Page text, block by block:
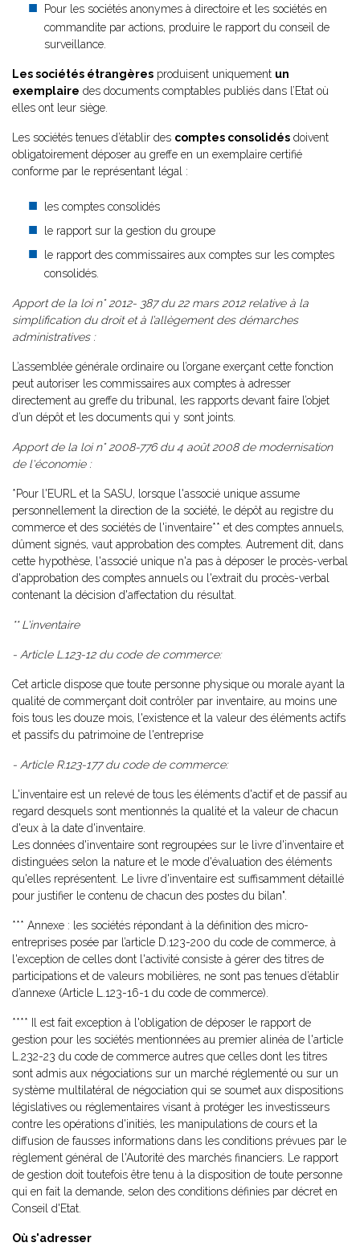
Pour les sociétés anonymes à directoire et les sociétés en
commandite par actions, produire le rapport du conseil de
surveillance.
Les sociétés étrangères produisent uniquement un
exemplaire des documents comptables publiés dans l’Etat où
elles ont leur siège.
Les sociétés tenues d’établir des comptes consolidés doivent
obligatoirement déposer au greffe en un exemplaire certifié
conforme par le représentant légal :
les comptes consolidés
le rapport sur la gestion du groupe
le rapport des commissaires aux comptes sur les comptes
consolidés.
Apport de la loi n° 2012- 387 du 22 mars 2012 relative à la
simplification du droit et à l’allègement des démarches
administratives :
L’assemblée générale ordinaire ou l’organe exerçant cette fonction
peut autoriser les commissaires aux comptes à adresser
directement au greffe du tribunal, les rapports devant faire l’objet
d’un dépôt et les documents qui y sont joints.
Apport de la loi n° 2008-776 du 4 août 2008 de modernisation
de l'économie :
*Pour l'EURL et la SASU, lorsque l'associé unique assume
personnellement la direction de la société, le dépôt au registre du
commerce et des sociétés de l'inventaire** et des comptes annuels,
dûment signés, vaut approbation des comptes. Autrement dit, dans
cette hypothèse, l'associé unique n'a pas à déposer le procès-verbal
d'approbation des comptes annuels ou l'extrait du procès-verbal
contenant la décision d'affectation du résultat.
** L'inventaire
- Article L.123-12 du code de commerce:
Cet article dispose que toute personne physique ou morale ayant la
qualité de commerçant doit contrôler par inventaire, au moins une
fois tous les douze mois, l'existence et la valeur des éléments actifs
et passifs du patrimoine de l'entreprise
- Article R.123-177 du code de commerce:
L'inventaire est un relevé de tous les éléments d'actif et de passif au
regard desquels sont mentionnés la qualité et la valeur de chacun
d'eux à la date d'inventaire.
Les données d'inventaire sont regroupées sur le livre d'inventaire et
distinguées selon la nature et le mode d'évaluation des éléments
qu'elles représentent. Le livre d'inventaire est suffisamment détaillé
pour justifier le contenu de chacun des postes du bilan".
*** Annexe : les sociétés répondant à la définition des micro-
entreprises posée par l’article D.123-200 du code de commerce, à
l'exception de celles dont l'activité consiste à gérer des titres de
participations et de valeurs mobilières, ne sont pas tenues d’établir
d’annexe (Article L.123-16-1 du code de commerce).
**** Il est fait exception à l'obligation de déposer le rapport de
gestion pour les sociétés mentionnées au premier alinéa de l'article
L.232-23 du code de commerce autres que celles dont les titres
sont admis aux négociations sur un marché réglementé ou sur un
système multilatéral de négociation qui se soumet aux dispositions
législatives ou réglementaires visant à protéger les investisseurs
contre les opérations d'initiés, les manipulations de cours et la
diffusion de fausses informations dans les conditions prévues par le
règlement général de l'Autorité des marchés financiers. Le rapport
de gestion doit toutefois être tenu à la disposition de toute personne
qui en fait la demande, selon des conditions définies par décret en
Conseil d'Etat.
Où s'adresser